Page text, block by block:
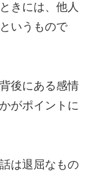
きには、他人
いうもので
後にある感情
がポイントに
は退屈なもの